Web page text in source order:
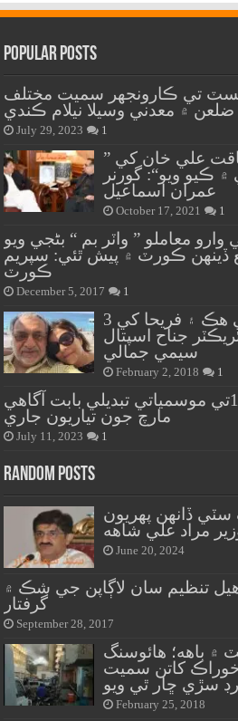
Popular Posts
حڪومت 4 آگسٽ تي ڪارونجهر سميت مختلف
ضلعن ۾ معدني وسيلا نيلام ڪندي
July 29, 2023 1
” فرزند ڪراچي لياقت علي خان کي
ڪيو ويو“: گورنر
عمران اسماعيل
October 17, 2021 1
معاملو ” واٽر بم “ بڻجي ويو
ڏينهن ڪورٽ ۾ پيش ٿئي: سپريم
ڪورٽ
December 5, 2017 1
هزار خان بجاراڻي کي هڪ ۽ فريحا کي 3
جناح اسپتال
سيمي جمالي
February 2, 2018 1
ڪراچي ۾ جولاءِ16تي موسمياتي تبديلي بابت آگاهي
مارچ جون تياريون جاري
July 11, 2023 1
Random Posts
ڏانهن پهريون
مراد علي شاهه
June 20, 2024
تنظيم سان لاڳاپن جي شڪ ۾
گرفتار
September 28, 2017
۾ باهه؛ هائوسنگ
کاتن سميت
سڙي ڇار ٿي ويو
February 25, 2018